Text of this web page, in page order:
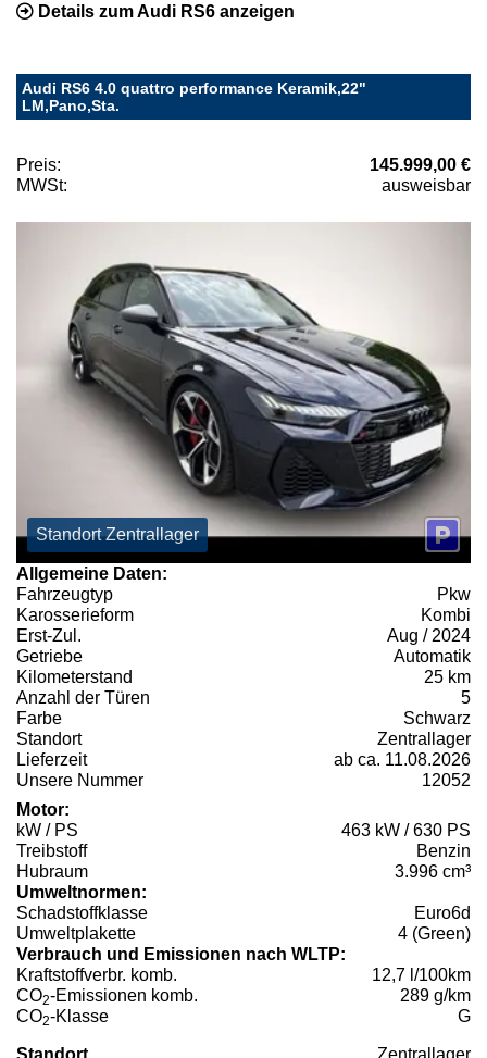
Details zum Audi RS6 anzeigen
Audi RS6 4.0 quattro performance Keramik,22"
LM,Pano,Sta.
Preis:
145.999,00 €
MWSt:
ausweisbar
Standort Zentrallager
Allgemeine Daten:
Fahrzeugtyp
Pkw
Karosserieform
Kombi
Erst-Zul.
Aug / 2024
Getriebe
Automatik
Kilometerstand
25 km
Anzahl der Türen
5
Farbe
Schwarz
Standort
Zentrallager
Lieferzeit
ab ca. 11.08.2026
Unsere Nummer
12052
Motor:
kW / PS
463 kW / 630 PS
Treibstoff
Benzin
Hubraum
3.996 cm³
Umweltnormen:
Schadstoffklasse
Euro6d
Umweltplakette
4 (Green)
Verbrauch und Emissionen nach WLTP:
Kraftstoffverbr. komb.
12,7 l/100km
CO2-Emissionen komb.
289 g/km
CO2-Klasse G
Standort Zentrallager